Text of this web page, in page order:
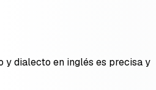
y dialecto en inglés es precisa y